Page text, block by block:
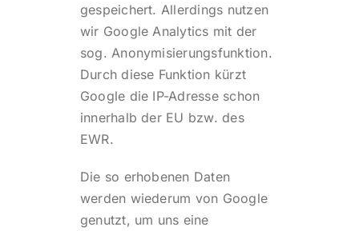
gespeichert. Allerdings nutzen
wir Google Analytics mit der
sog. Anonymisierungsfunktion.
Durch diese Funktion kürzt
Google die IP-Adresse schon
innerhalb der EU bzw. des
EWR.
Die so erhobenen Daten
werden wiederum von Google
genutzt, um uns eine